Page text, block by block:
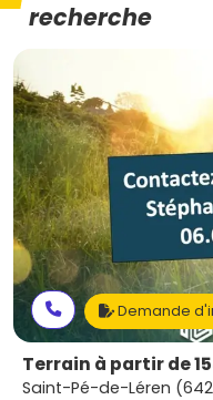
recherche
Demande
Terrain à partir de
Saint-Pé-de-Léren